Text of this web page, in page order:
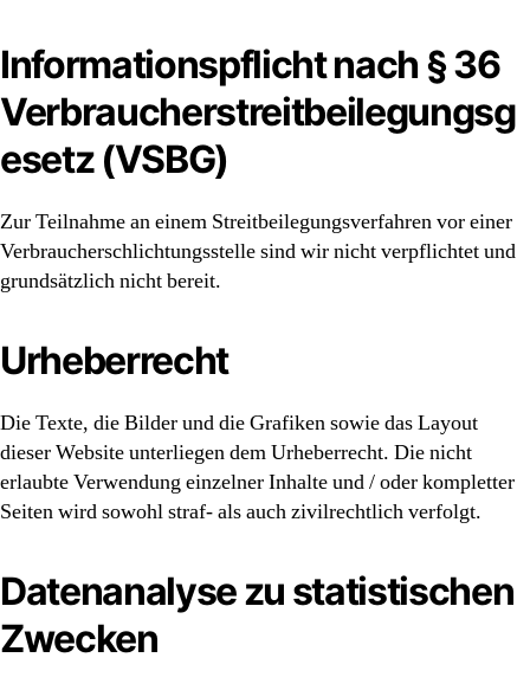
Informationspflicht nach § 36
Verbraucherstreitbeilegungsg
esetz (VSBG)
Zur Teilnahme an einem Streitbeilegungsverfahren vor einer
Verbraucherschlichtungsstelle sind wir nicht verpflichtet und
grundsätzlich nicht bereit.
Urheberrecht
Die Texte, die Bilder und die Grafiken sowie das Layout
dieser Website unterliegen dem Urheberrecht. Die nicht
erlaubte Verwendung einzelner Inhalte und / oder kompletter
Seiten wird sowohl straf- als auch zivilrechtlich verfolgt.
Datenanalyse zu statistischen
Zwecken